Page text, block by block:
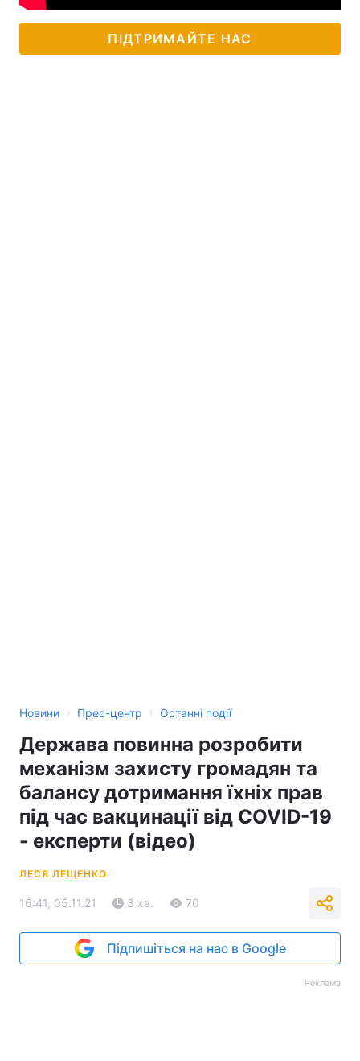
ПІДТРИМАЙТЕ НАС
Новини › Прес-центр › Останні події
Держава повинна розробити
механізм захисту громадян та
балансу дотримання їхніх прав
під час вакцинації від COVID-19
- експерти (відео)
ЛЕСЯ ЛЕЩЕНКО
16:41, 05.11.21 3 хв. 70
Підпишіться на нас в Google
Реклама